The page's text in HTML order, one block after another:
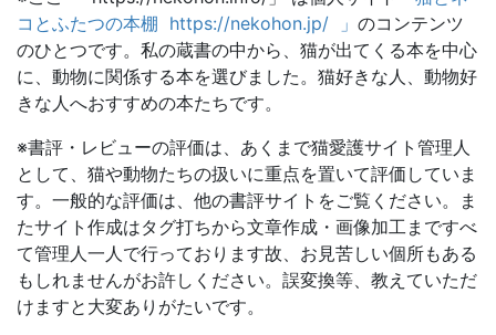
コとふたつの本棚 https://nekohon.jp/ 」 のコンテンツ
のひとつです。私の蔵書の中から、猫が出てくる本を中心
に、動物に関係する本を選びました。猫好きな人、動物好
きな人へおすすめの本たちです。
※書評・レビューの評価は、あくまで猫愛護サイト管理人
として、猫や動物たちの扱いに重点を置いて評価していま
す。一般的な評価は、他の書評サイトをご覧ください。ま
たサイト作成はタグ打ちから文章作成・画像加工まですべ
て管理人一人で行っております故、お見苦しい個所もある
もしれませんがお許しください。誤変換等、教えていただ
けますと大変ありがたいです。